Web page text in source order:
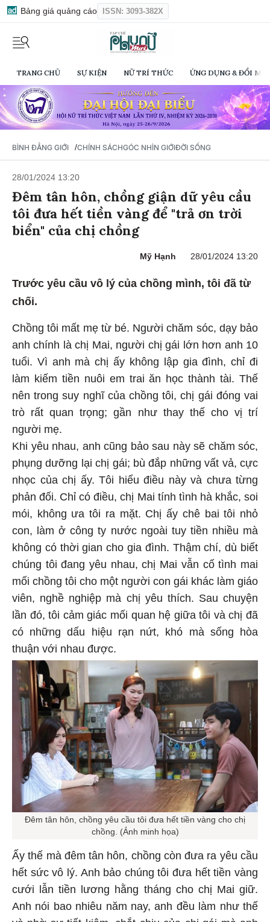
Bảng giá quảng cáo ISSN: 3093-382X
TRANG CHỦ SỰ KIỆN NỮ TRÍ THỨC ỨNG DỤNG & ĐỔI
BÌNH ĐẲNG GIỚI /CHÍNH SÁCHGÓC NHÌN GIỚIĐỜI SỐNG
28/01/2024 13:20
Đêm tân hôn, chồng giận dữ yêu cầu
tôi đưa hết tiền vàng để "trả ơn trời
biển" của chị chồng
Mỹ Hạnh 28/01/2024 13:20
Trước yêu cầu vô lý của chồng mình, tôi đã từ
chối.
Chồng tôi mất mẹ từ bé. Người chăm sóc, dạy bảo
anh chính là chị Mai, người chị gái lớn hơn anh 10
tuổi. Vì anh mà chị ấy không lập gia đình, chỉ đi
làm kiếm tiền nuôi em trai ăn học thành tài. Thế
nên trong suy nghĩ của chồng tôi, chị gái đóng vai
trò rất quan trọng; gần như thay thế cho vị trí
người mẹ.
Khi yêu nhau, anh cũng bảo sau này sẽ chăm sóc,
phụng dưỡng lại chị gái; bù đắp những vất vả, cực
nhọc của chị ấy. Tôi hiểu điều này và chưa từng
phản đối. Chỉ có điều, chị Mai tính tình hà khắc, soi
mói, không ưa tôi ra mặt. Chị ấy chê bai tôi nhỏ
con, làm ở công ty nước ngoài tuy tiền nhiều mà
không có thời gian cho gia đình. Thậm chí, dù biết
chúng tôi đang yêu nhau, chị Mai vẫn cố tình mai
mối chồng tôi cho một người con gái khác làm giáo
viên, nghề nghiệp mà chị yêu thích. Sau chuyện
lần đó, tôi cảm giác mối quan hệ giữa tôi và chị đã
có những dấu hiệu rạn nứt, khó mà sống hòa
thuận với nhau được.
Đêm tân hôn, chồng yêu cầu tôi đưa hết tiền vàng cho chị
chồng. (Ảnh minh họa)
Ấy thế mà đêm tân hôn, chồng còn đưa ra yêu cầu
hết sức vô lý. Anh bảo chúng tôi đưa hết tiền vàng
cưới lẫn tiền lương hằng tháng cho chị Mai giữ.
Anh nói bao nhiêu năm nay, anh đều làm như thế